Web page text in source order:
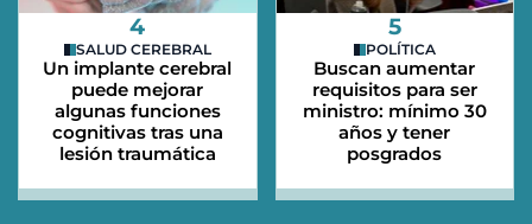
4
SALUD CEREBRAL
Un implante cerebral
puede mejorar
algunas funciones
cognitivas tras una
lesión traumática
5
POLÍTICA
Buscan aumentar
requisitos para ser
ministro: mínimo 30
años y tener
posgrados